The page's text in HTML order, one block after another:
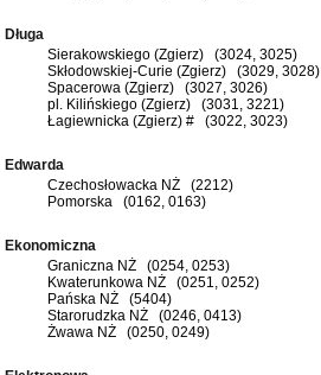
Długa
Sierakowskiego (Zgierz) (3024, 3025)
Skłodowskiej-Curie (Zgierz) (3029, 3028)
Spacerowa (Zgierz) (3027, 3026)
pl. Kilińskiego (Zgierz) (3031, 3221)
Łagiewnicka (Zgierz) # (3022, 3023)
Edwarda
Czechosłowacka NŻ (2212)
Pomorska (0162, 0163)
Ekonomiczna
Graniczna NŻ (0254, 0253)
Kwaterunkowa NŻ (0251, 0252)
Pańska NŻ (5404)
Starorudzka NŻ (0246, 0413)
Żwawa NŻ (0250, 0249)